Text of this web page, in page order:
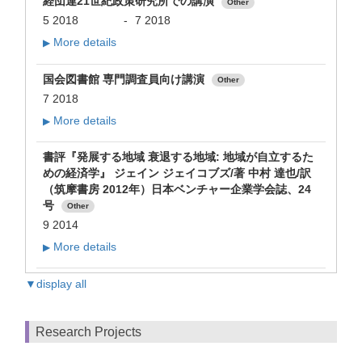
5 2018 - 7 2018
▶ More details
国会図書館 専門調査員向け講演 Other
7 2018
▶ More details
書評『発展する地域 衰退する地域: 地域が自立するた
めの経済学』 ジェイン ジェイコブズ/著 中村 達也/訳
（筑摩書房 2012年）日本ベンチャー企業学会誌、24
号
Other
9 2014
▶ More details
▼display all
Research Projects